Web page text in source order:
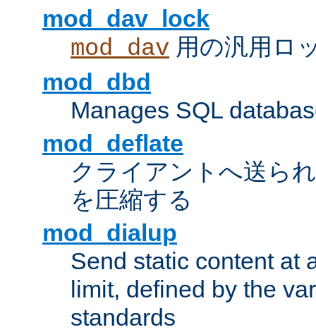
mod_dav_lock
mod_dav 用の汎用ロ
mod_dbd
Manages SQL
mod_deflate
クライアントへ送ら
を圧縮する
mod_dialup
Send static content at
limit, defined by the
standards